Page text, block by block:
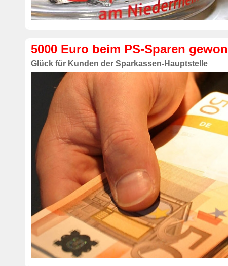
5000 Euro beim PS-Sparen
Glück für Kunden der Sparkassen-Hauptstelle